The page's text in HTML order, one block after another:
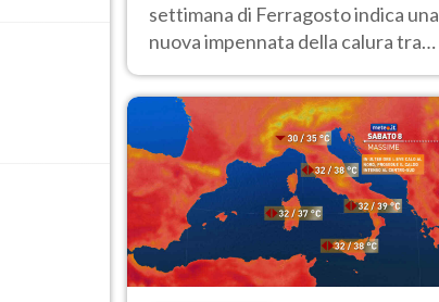
settimana di Ferragosto indica una
nuova impennata della calura tra
anche al Nord.